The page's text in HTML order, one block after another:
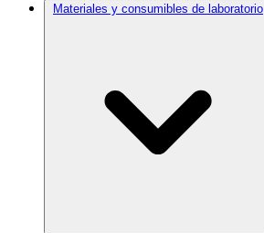
Materiales y consumibles de laboratorio